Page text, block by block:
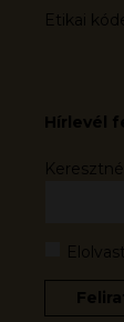
Etikai
Hírlevél